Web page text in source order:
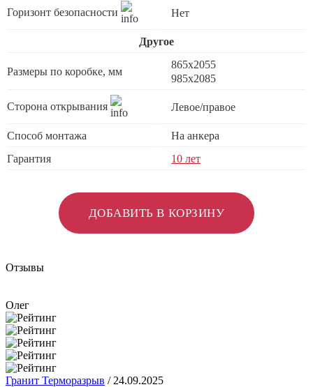
Горизонт безопасности Нет
Другое
Размеры по коробке, мм
865x2055
985x2085
Сторона открывания Левое/правое
Способ монтажа
На анкера
Гарантия
10 лет
ДОБАВИТЬ В КОРЗИНУ
Отзывы
Олег
Гранит Терморазрыв / 24.09.2025